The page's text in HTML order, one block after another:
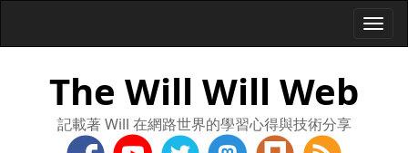
The Will Will Web
記載著 Will 在網路世界的學習心得與技術分享